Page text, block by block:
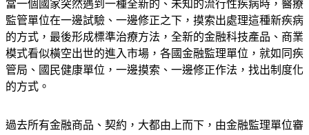
當一個國家突然遇到一種全新的、未知的流行性疾病時，醫療
監管單位在一邊試驗、一邊修正之下，摸索出處理這種新疾病
的方式，最後形成標準治療方法，全新的金融科技產品、商業
模式看似橫空出世的進入市場，各國金融監理單位，就如同疾
管局、國民健康單位，一邊摸索、一邊修正作法，找出制度化